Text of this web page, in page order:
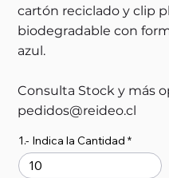
cartón reciclado y clip
biodegradable con
azul.
Consulta Stock y más
pedidos@reideo.cl
1.- Indica la Cantidad